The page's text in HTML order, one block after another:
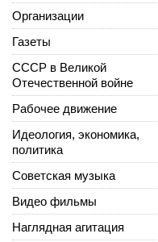
Организации
Газеты
СССР в Великой
Отечественной войне
Рабочее движение
Идеология, экономика,
политика
Советская музыка
Видео фильмы
Наглядная агитация